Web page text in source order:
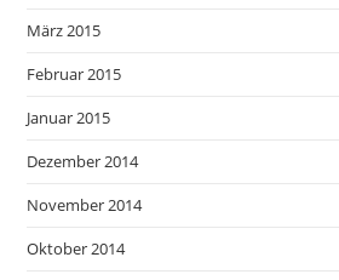
März 2015
Februar 2015
Januar 2015
Dezember 2014
November 2014
Oktober 2014